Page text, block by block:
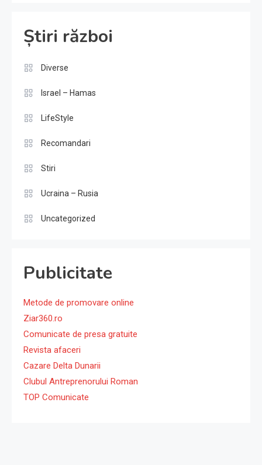
Știri război
Diverse
Israel – Hamas
LifeStyle
Recomandari
Stiri
Ucraina – Rusia
Uncategorized
Publicitate
Metode de promovare online
Ziar360.ro
Comunicate de presa gratuite
Revista afaceri
Cazare Delta Dunarii
Clubul Antreprenorului Roman
TOP Comunicate